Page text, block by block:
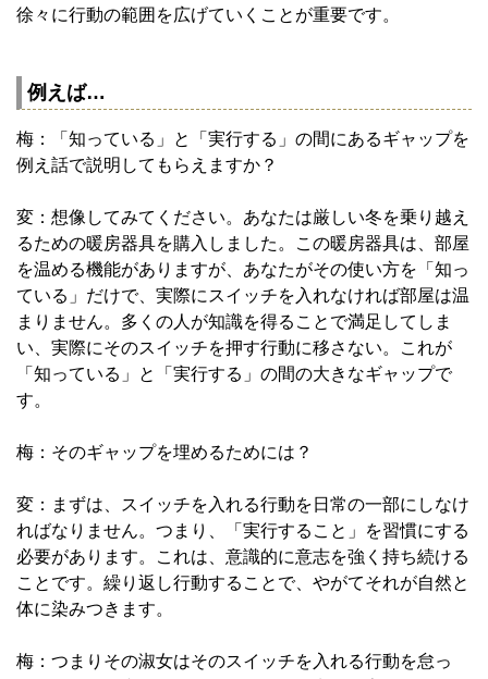
徐々に行動の範囲を広げていくことが重要です。
例えば…
梅：「知っている」と「実行する」の間にあるギャップを
例え話で説明してもらえますか？
変：想像してみてください。あなたは厳しい冬を乗り越え
るための暖房器具を購入しました。この暖房器具は、部屋
を温める機能がありますが、あなたがその使い方を「知っ
ている」だけで、実際にスイッチを入れなければ部屋は温
まりません。多くの人が知識を得ることで満足してしま
い、実際にそのスイッチを押す行動に移さない。これが
「知っている」と「実行する」の間の大きなギャップで
す。
梅：そのギャップを埋めるためには？
変：まずは、スイッチを入れる行動を日常の一部にしなけ
ればなりません。つまり、「実行すること」を習慣にする
必要があります。これは、意識的に意志を強く持ち続ける
ことです。繰り返し行動することで、やがてそれが自然と
体に染みつきます。
梅：つまりその淑女はそのスイッチを入れる行動を怠っ